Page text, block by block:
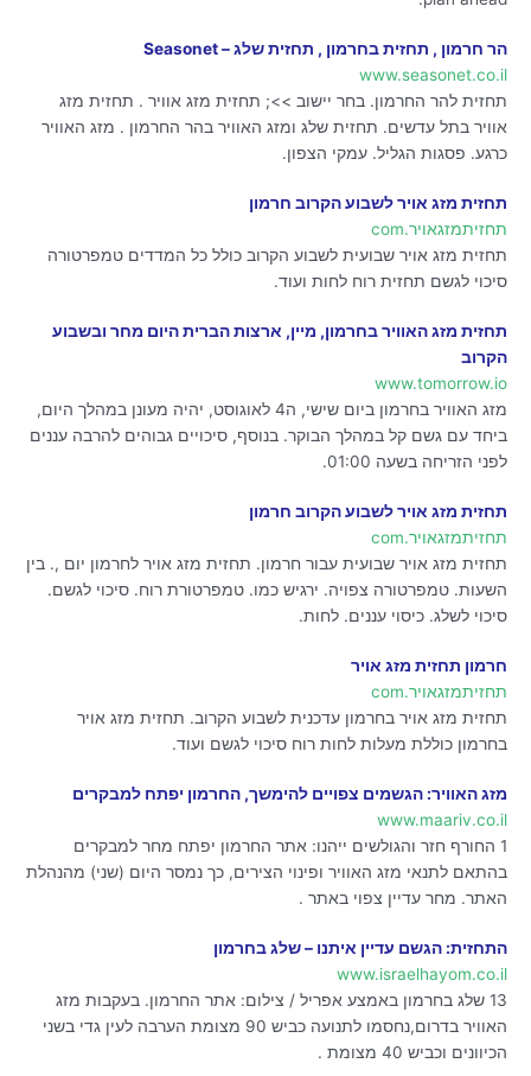
הר חרמון , תחזית בחרמון , תחזית שלג – Seasonet
www.seasonet.co.il
תחזית להר החרמון. בחר יישוב >>; תחזית מזג אוויר . תחזית מזג
אוויר בתל עדשים. תחזית שלג ומזג האוויר בהר החרמון . מזג האוויר
כרגע. פסגות הגליל. עמקי הצפון.
תחזית מזג אויר לשבוע הקרוב חרמון
תחזיתמזגאויר.com
תחזית מזג אויר שבועית לשבוע הקרוב כולל כל המדדים טמפרטורה
סיכוי לגשם תחזית רוח לחות ועוד.
תחזית מזג האוויר בחרמון, מיין, ארצות הברית היום מחר ובשבוע
הקרוב
www.tomorrow.io
מזג האוויר בחרמון ביום שישי, ה4 לאוגוסט, יהיה מעונן במהלך היום,
ביחד עם גשם קל במהלך הבוקר. בנוסף, סיכויים גבוהים להרבה עננים
לפני הזריחה בשעה 01:00.
תחזית מזג אויר לשבוע הקרוב חרמון
תחזיתמזגאויר.com
תחזית מזג אויר שבועית עבור חרמון. תחזית מזג אויר לחרמון יום ,. בין
השעות. טמפרטורה צפויה. ירגיש כמו. טמפרטורת רוח. סיכוי לגשם.
סיכוי לשלג. כיסוי עננים. לחות.
חרמון תחזית מזג אויר
תחזיתמזגאויר.com
תחזית מזג אויר בחרמון עדכנית לשבוע הקרוב. תחזית מזג אויר
בחרמון כוללת מעלות לחות רוח סיכוי לגשם ועוד.
מזג האוויר: הגשמים צפויים להימשך, החרמון יפתח למבקרים
www.maariv.co.il
1 החורף חזר והגולשים ייהנו: אתר החרמון יפתח מחר למבקרים
בהתאם לתנאי מזג האוויר ופינוי הצירים, כך נמסר היום (שני) מהנהלת
האתר. מחר עדיין צפוי באתר .
התחזית: הגשם עדיין איתנו – שלג בחרמון
www.israelhayom.co.il
13 שלג בחרמון באמצע אפריל / צילום: אתר החרמון. בעקבות מזג
האוויר בדרום,נחסמו לתנועה כביש 90 מצומת הערבה לעין גדי בשני
הכיוונים וכביש 40 מצומת .